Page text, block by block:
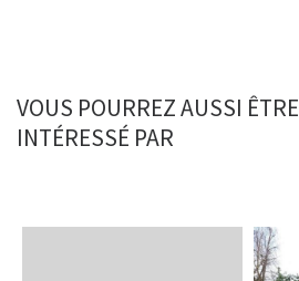
VOUS POURREZ AUSSI ÊTRE
INTÉRESSÉ PAR